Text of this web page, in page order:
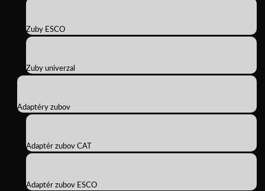
Zuby ESCO
Zuby univerzal
Adaptéry zubov
Adaptér zubov CAT
Adaptér zubov ESCO